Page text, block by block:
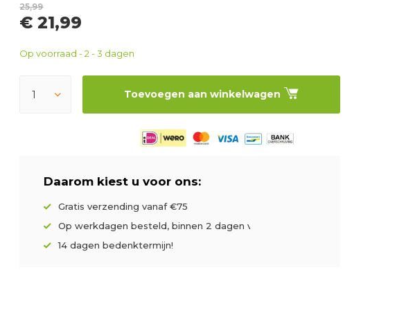
25,99
€ 21,99
Op voorraad - 2 - 3 dagen
Toevoegen aan winkelwagen
Daarom kiest u voor ons:
Gratis verzending vanaf €75
Op werkdagen besteld, binnen 2 dagen verzonden
14 dagen bedenktermijn!